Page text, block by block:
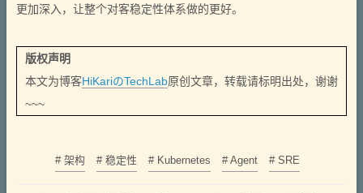
更加深入，让整个对客稳定性体系做的更好。
版权声明
本文为博客HiKariのTechLab原创文章，转载请标明出处，谢谢
~~~
# 架构 # 稳定性 # Kubernetes # Agent # SRE